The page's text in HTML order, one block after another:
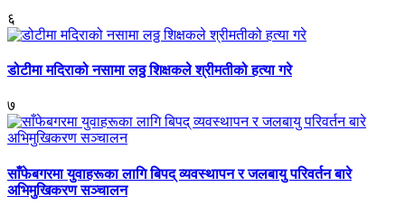
६
डोटीमा मदिराको नसामा लठ्ठ शिक्षकले श्रीमतीको हत्या गरे
७
साँफेबगरमा युवाहरूका लागि बिपद् व्यवस्थापन र जलबायु परिवर्तन बारे
अभिमुखिकरण सञ्चालन